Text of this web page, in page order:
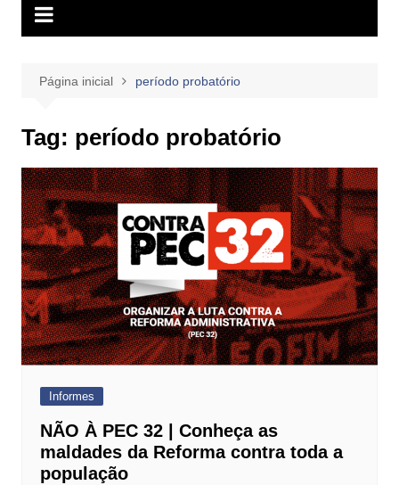
Página inicial período probatório
Tag: período probatório
Informes
NÃO À PEC 32 | Conheça as
maldades da Reforma contra toda a
população